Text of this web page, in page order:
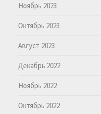
Ноябрь 2023
Октябрь 2023
Август 2023
Декабрь 2022
Ноябрь 2022
Октябрь 2022